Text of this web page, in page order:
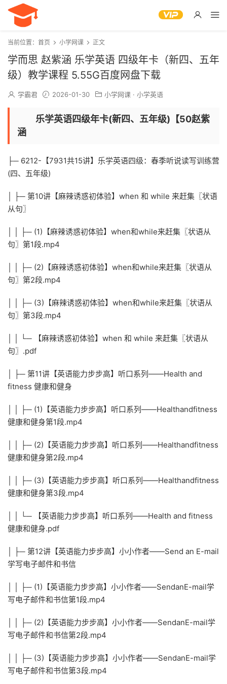
当前位置： 首页 小学网课 正文
学而思 赵紫涵 乐学英语 四级年卡（新四、五年
级）教学课程 5.55G百度网盘下载
学霸君 2026-01-30 小学网课 · 小学英语
乐学英语四级年卡(新四、五年级)【50赵紫
涵
├─ 6212-【7931共15讲】乐学英语四级：春季听说读写训练营
(四、五年级)
│ ├─ 第10讲【麻辣诱惑初体验】when 和 while 来赶集〖状语
从句〗
│ │ ├─ (1)【麻辣诱惑初体验】when和while来赶集〖状语从
句〗第1段.mp4
│ │ ├─ (2)【麻辣诱惑初体验】when和while来赶集〖状语从
句〗第2段.mp4
│ │ ├─ (3)【麻辣诱惑初体验】when和while来赶集〖状语从
句〗第3段.mp4
│ │ └─ 【麻辣诱惑初体验】when 和 while 来赶集〖状语从
句〗.pdf
│ ├─ 第11讲【英语能力步步高】听口系列——Health and
fitness 健康和健身
│ │ ├─ (1)【英语能力步步高】听口系列——Healthandfitness
健康和健身第1段.mp4
│ │ ├─ (2)【英语能力步步高】听口系列——Healthandfitness
健康和健身第2段.mp4
│ │ ├─ (3)【英语能力步步高】听口系列——Healthandfitness
健康和健身第3段.mp4
│ │ └─ 【英语能力步步高】听口系列——Health and fitness
健康和健身.pdf
│ ├─ 第12讲【英语能力步步高】小小作者——Send an E-mail
学写电子邮件和书信
│ │ ├─ (1)【英语能力步步高】小小作者——SendanE-mail学
写电子邮件和书信第1段.mp4
│ │ ├─ (2)【英语能力步步高】小小作者——SendanE-mail学
写电子邮件和书信第2段.mp4
│ │ ├─ (3)【英语能力步步高】小小作者——SendanE-mail学
写电子邮件和书信第3段.mp4